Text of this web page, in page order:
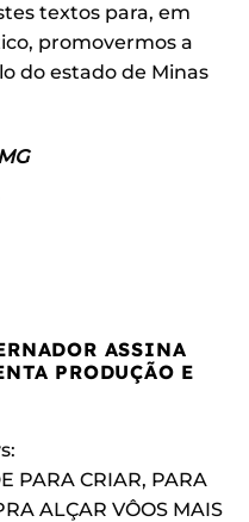
textos para, em
promovermos a
do estado de Minas
ASSINA
PRODUÇÃO E
PARA CRIAR, PARA
ALÇAR VÔOS MAIS